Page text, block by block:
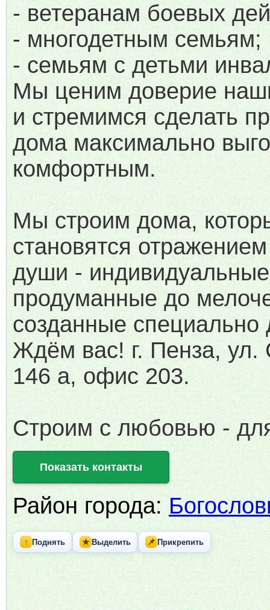
- ветеранам боевых
- многодетным семьям;
- семьям с детьми
Мы ценим доверие
и стремимся сделать
дома максимально
комфортным.
Мы строим дома,
становятся
души -
продуманные до
созданные специально
Ждём вас! г. Пенза, ул.
146 а, офис 203.
Строим с любовью -
Показать контакты
Район города:
↑ Поднять ★ Выделить 📌 Прикрепить